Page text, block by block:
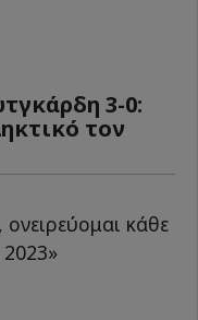
3-0:
τον